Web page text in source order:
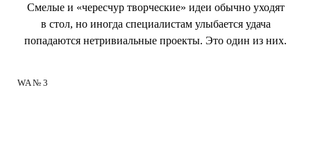
Смелые и «чересчур творческие» идеи обычно уходят
в стол, но иногда специалистам улыбается удача
попадаются нетривиальные проекты. Это один из них.
WA № 3